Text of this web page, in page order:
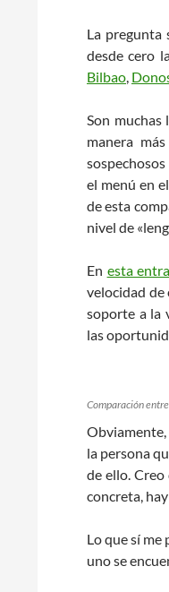
La pregunta
desde cero
Bilbao,
Son muchas
manera
el menú en
de esta
nivel de
En esta
velocidad de
soporte a la
las
Comparación
Obviamente,
la persona
de ello.
concreta,
Lo que sí
uno se